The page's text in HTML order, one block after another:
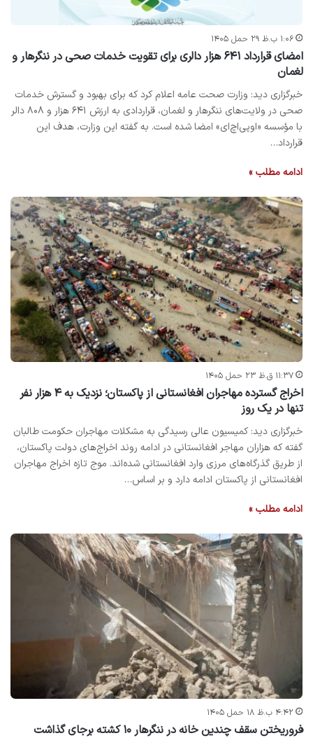
۱:۰۶ ب.ظ ۲۹ حمل ۱۴۰۵
امضای قرارداد ۶۴۱ هزار دالری برای تقویت خدمات صحی در ننگرهار و
لغمان
خبرگزاری دید: وزارت صحت عامه اعلام کرد که برای بهبود و گسترش خدمات
صحی در ولایت‌های ننگرهار و لغمان، قراردادی به ارزش ۶۴۱ هزار و ۸۰۸ دالر
با مؤسسه «او‌پی‌اچ‌ای» امضا شده است. به گفته این وزارت، هدف این
قرارداد…
ادامه مطلب »
۱۱:۳۷ ق.ظ ۲۳ حمل ۱۴۰۵
اخراج گسترده مهاجران افغانستانی از پاکستان؛ نزدیک به ۴ هزار نفر
تنها در یک روز
خبرگزاری دید: کمیسیون عالی رسیدگی به مشکلات مهاجران حکومت طالبان
گفته که هزاران مهاجر افغانستانی در ادامه روند اخراج‌های دولت پاکستان،
از طریق گذرگاه‌های مرزی وارد افغانستانی شده‌اند. موج تازه اخراج مهاجران
افغانستانی از پاکستان ادامه دارد و بر اساس…
ادامه مطلب »
۴:۴۲ ب.ظ ۱۸ حمل ۱۴۰۵
فروریختن سقف چندین خانه در ننگرهار ۱۰ کشته برجای گذاشت